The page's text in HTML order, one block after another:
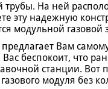
На ней
эту надежную
модульной газовой
Вам
беспокоит, что
станции.
модуля без